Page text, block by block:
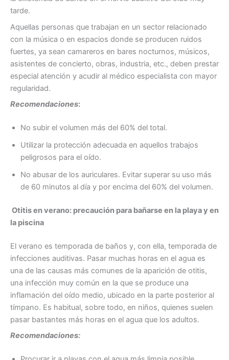
tarde.
Aquellas personas que trabajan en un sector relacionado
con la música o en espacios donde se producen ruidos
fuertes, ya sean camareros en bares nocturnos, músicos,
asistentes de concierto, obras, industria, etc., deben prestar
especial atención y acudir al médico especialista con mayor
regularidad.
Recomendaciones:
No subir el volumen más del 60% del total.
Utilizar la protección adecuada en aquellos trabajos
peligrosos para el oído.
No abusar de los auriculares. Evitar superar su uso más
de 60 minutos al día y por encima del 60% del volumen.
Otitis en verano: precaución para bañarse en la playa y en
la piscina
El verano es temporada de baños y, con ella, temporada de
infecciones auditivas. Pasar muchas horas en el agua es
una de las causas más comunes de la aparición de otitis,
una infección muy común en la que se produce una
inflamación del oído medio, ubicado en la parte posterior al
tímpano. Es habitual, sobre todo, en niños, quienes suelen
pasar bastantes más horas en el agua que los adultos.
Recomendaciones: